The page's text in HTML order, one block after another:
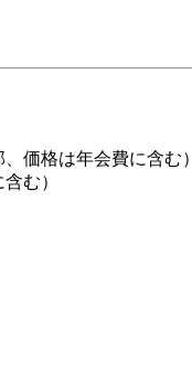
価格は年会費に含む）
む）